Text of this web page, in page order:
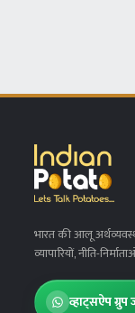
भारत की आलू
व्यापारियों, नीति-
व्हाट्सऐप